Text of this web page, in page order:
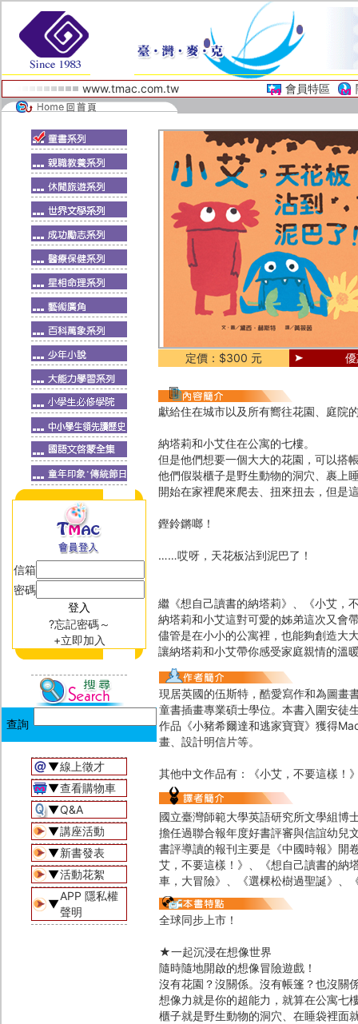
www.tmac.com.tw 會員特區
信箱
密碼
?忘記密碼～
+立即加入
▼線上徵才
▼查看購物車
▼Q&A
▼講座活動
▼新書發表
▼活動花絮
▼
APP 隱私權
聲明
定價：$300 元
獻給住在城市以及所有嚮往花園、庭院
納塔莉和小艾住在公寓的七樓。
但是他們想要一個大大的花園，可以搭
他們假裝櫃子是野生動物的洞穴、裹上
開始在家裡爬來爬去、扭來扭去，但
鏗鈴鏘啷！
……哎呀，天花板沾到泥巴了！
繼《想自己讀書的納塔莉》、《小艾，
納塔莉和小艾這對可愛的姊弟這次又會
儘管是在小小的公寓裡，也能夠創造大
讓納塔莉和小艾帶你感受家庭親情的溫
現居英國的伍斯特，酷愛寫作和為圖畫
童書插畫專業碩士學位。本書入圍安徒
作品《小豬希爾達和逃家寶寶》獲得
畫、設計明信片等。
其他中文作品有：《小艾，不要這樣！
國立臺灣師範大學英語研究所文學組博
擔任過聯合報年度好書評審與信誼幼兒
書評導讀的報刊主要是《中國時報》開
艾，不要這樣！》、《想自己讀書的納
車，大冒險》、《選棵松樹過聖誕》、
全球同步上市！
★一起沉浸在想像世界
隨時隨地開啟的想像冒險遊戲！
沒有花園？沒關係。沒有帳篷？也沒關
想像力就是你的超能力，就算在公寓七
櫃子就是野生動物的洞穴、在睡袋裡